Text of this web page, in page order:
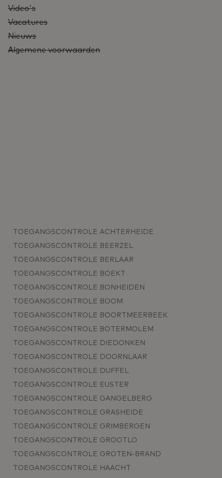
Video's
Vacatures
Nieuws
Algemene voorwaarden
TOEGANGSCONTROLE ACHTERHEIDE
TOEGANGSCONTROLE BEERZEL
TOEGANGSCONTROLE BERLAAR
TOEGANGSCONTROLE BOEKT
TOEGANGSCONTROLE BONHEIDEN
TOEGANGSCONTROLE BOOM
TOEGANGSCONTROLE BOORTMEERBEEK
TOEGANGSCONTROLE BOTERMOLEM
TOEGANGSCONTROLE DIEDONKEN
TOEGANGSCONTROLE DOORNLAAR
TOEGANGSCONTROLE DUFFEL
TOEGANGSCONTROLE EUSTER
TOEGANGSCONTROLE GANGELBERG
TOEGANGSCONTROLE GRASHEIDE
TOEGANGSCONTROLE GRIMBERGEN
TOEGANGSCONTROLE GROOTLO
TOEGANGSCONTROLE GROTEN-BRAND
TOEGANGSCONTROLE HAACHT